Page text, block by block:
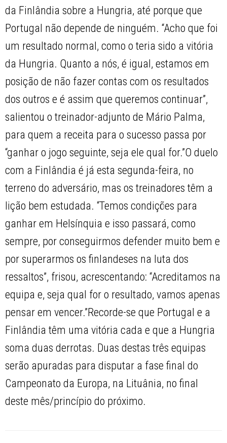
da Finlândia sobre a Hungria, até porque que
Portugal não depende de ninguém. “Acho que foi
um resultado normal, como o teria sido a vitória
da Hungria. Quanto a nós, é igual, estamos em
posição de não fazer contas com os resultados
dos outros e é assim que queremos continuar”,
salientou o treinador-adjunto de Mário Palma,
para quem a receita para o sucesso passa por
“ganhar o jogo seguinte, seja ele qual for.”O duelo
com a Finlândia é já esta segunda-feira, no
terreno do adversário, mas os treinadores têm a
lição bem estudada. “Temos condições para
ganhar em Helsínquia e isso passará, como
sempre, por conseguirmos defender muito bem e
por superarmos os finlandeses na luta dos
ressaltos”, frisou, acrescentando: “Acreditamos na
equipa e, seja qual for o resultado, vamos apenas
pensar em vencer.”Recorde-se que Portugal e a
Finlândia têm uma vitória cada e que a Hungria
soma duas derrotas. Duas destas três equipas
serão apuradas para disputar a fase final do
Campeonato da Europa, na Lituânia, no final
deste mês/princípio do próximo.